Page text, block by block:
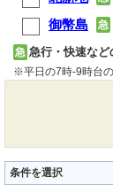
御幣島 急
急 急行・快速など
※平日の7時-9時台
条件を選択